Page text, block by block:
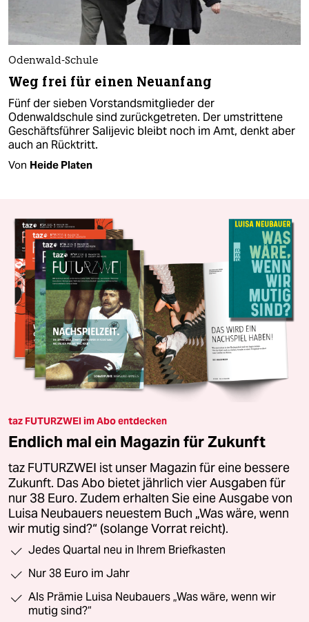
Odenwald-Schule
Weg frei für einen Neuanfang
Fünf der sieben Vorstandsmitglieder der
Odenwaldschule sind zurückgetreten. Der umstrittene
Geschäftsführer Salijevic bleibt noch im Amt, denkt aber
auch an Rücktritt.
Von Heide Platen
taz FUTURZWEI im Abo entdecken
Endlich mal ein Magazin für Zukunft
taz FUTURZWEI ist unser Magazin für eine bessere
Zukunft. Das Abo bietet jährlich vier Ausgaben für
nur 38 Euro. Zudem erhalten Sie eine Ausgabe von
Luisa Neubauers neuestem Buch „Was wäre, wenn
wir mutig sind?“ (solange Vorrat reicht).
Jedes Quartal neu in Ihrem Briefkasten
Nur 38 Euro im Jahr
Als Prämie Luisa Neubauers „Was wäre, wenn wir
mutig sind?“